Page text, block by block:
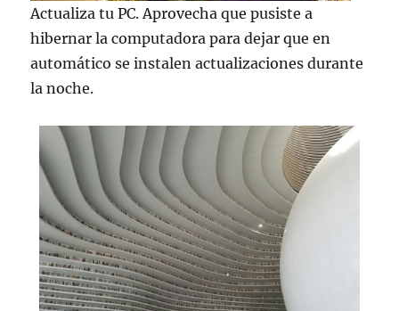
Actualiza tu PC. Aprovecha que pusiste a
hibernar la computadora para dejar que en
automático se instalen actualizaciones durante
la noche.